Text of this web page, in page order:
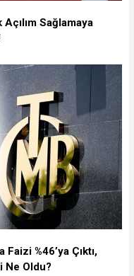
Sağlamaya
%46’ya Çıktı,
Ne Oldu?